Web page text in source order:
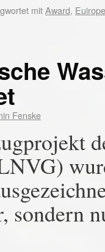
mitAward,
Fenske
sondern